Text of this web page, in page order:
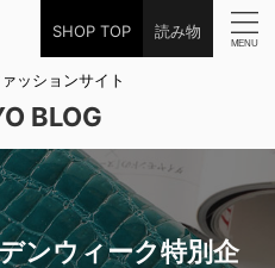
SHOP TOP 読み物
ッションサイト
BLOG
ンウィーク特別企